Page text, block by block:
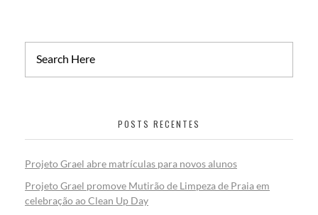
POSTS RECENTES
Projeto Grael abre matrículas para novos alunos
Projeto Grael promove Mutirão de Limpeza de Praia em
celebração ao Clean Up Day